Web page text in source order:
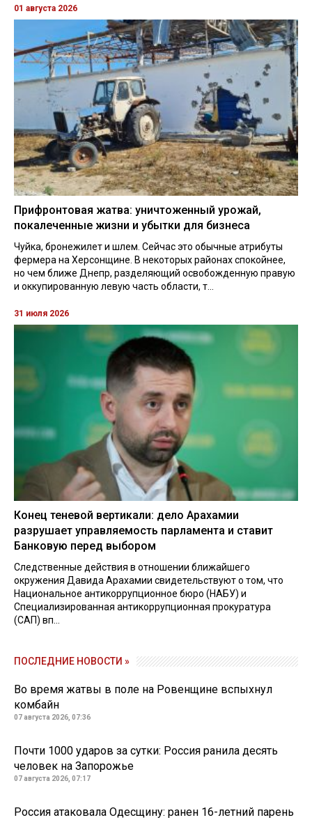
01 августа 2026
Прифронтовая жатва: уничтоженный урожай,
покалеченные жизни и убытки для бизнеса
Чуйка, бронежилет и шлем. Сейчас это обычные атрибуты
фермера на Херсонщине. В некоторых районах спокойнее,
но чем ближе Днепр, разделяющий освобожденную правую
и оккупированную левую часть области, т...
31 июля 2026
Конец теневой вертикали: дело Арахамии
разрушает управляемость парламента и ставит
Банковую перед выбором
Следственные действия в отношении ближайшего
окружения Давида Арахамии свидетельствуют о том, что
Национальное антикоррупционное бюро (НАБУ) и
Специализированная антикоррупционная прокуратура
(САП) вп...
ПОСЛЕДНИЕ НОВОСТИ »
Во время жатвы в поле на Ровенщине вспыхнул
комбайн
07 августа 2026, 07:36
Почти 1000 ударов за сутки: Россия ранила десять
человек на Запорожье
07 августа 2026, 07:17
Россия атаковала Одесщину: ранен 16-летний парень